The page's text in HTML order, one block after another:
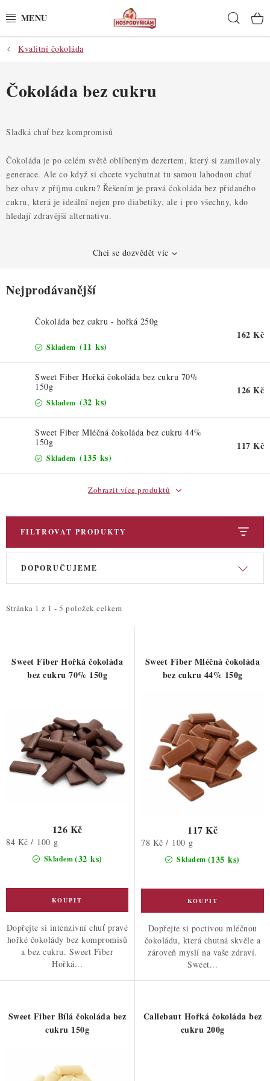
na
POTŘEBY
POMŮCKY
PRO OSLAVY
DO KUCHYNĚ
PROFI BALENÍ
NOVÉ ZBOŽÍ
ZNAČKY
Nepřevzetí zásilky na dobírku
Kvalitní čokoláda
Čokoláda bez cukru
Sladká chuť bez kompromisů
Čokoláda je po celém světě oblíbeným dezertem, který si zamilovaly
generace. Ale co když si chcete vychutnat tu samou lahodnou chuť
bez obav z příjmu cukru? Řešením je pravá čokoláda bez přidaného
cukru, která je ideální nejen pro diabetiky, ale i pro všechny, kdo
hledají zdravější alternativu.
Chci se dozvědět víc
Nejprodávanější
Čokoláda bez cukru - hořká 250g
Skladem (11 ks)
162 Kč
Sweet Fiber Hořká čokoláda bez cukru 70%
150g
Skladem (32 ks)
126 Kč
Sweet Fiber Mléčná čokoláda bez cukru 44%
150g
Skladem (135 ks)
117 Kč
Zobrazit více produktů
FILTROVAT PRODUKTY
V
i
r
ů
Stránka 1 z 1 - 5 položek celkem
Ř
e
p
t
ů
DOPORUČUJEME
Sweet Fiber Hořká čokoláda
bez cukru 70% 150g
Skladem(32 ks)
126 Kč
Měrná
84 Kč / 100 g
Dopřejte si intenzivní chuť pravé
hořké čokolády bez kompromisů
a bez cukru. Sweet Fiber
Hořká...
Sweet Fiber Mléčná čokoláda
bez cukru 44% 150g
Skladem (135 ks)
117 Kč
Měrná
78 Kč / 100 g
Dopřejte si poctivou mléčnou
čokoládu, která chutná skvěle a
zároveň myslí na vaše zdraví.
Sweet...
Sweet Fiber Bílá čokoláda bez
cukru 150g
Callebaut Hořká čokoláda bez
cukru 200g